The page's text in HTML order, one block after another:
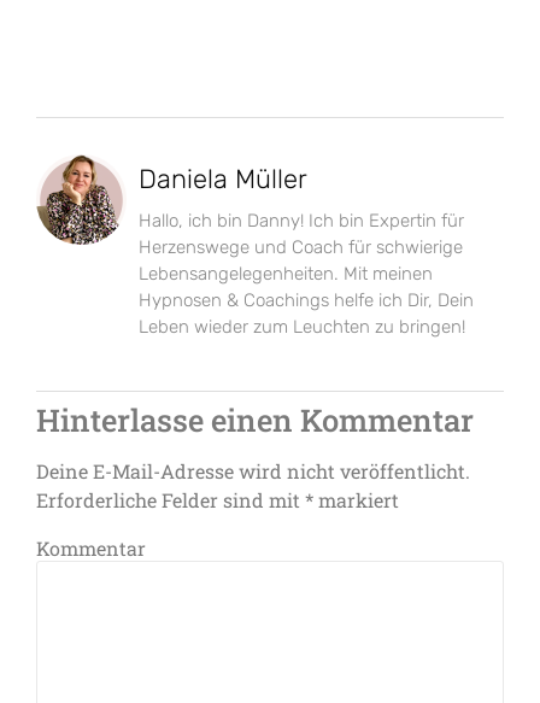
Daniela Müller
Hallo, ich bin Danny! Ich bin Expertin für
Herzenswege und Coach für schwierige
Lebensangelegenheiten. Mit meinen
Hypnosen & Coachings helfe ich Dir, Dein
Leben wieder zum Leuchten zu bringen!
Hinterlasse einen Kommentar
Deine E-Mail-Adresse wird nicht veröffentlicht.
Erforderliche Felder sind mit *markiert
Kommentar